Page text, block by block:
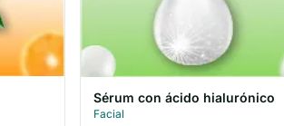
Sérum con ácido hialurónico
Facial